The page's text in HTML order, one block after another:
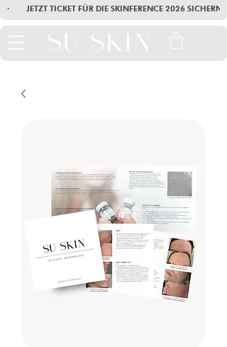
·        JETZT TICKET FÜR DIE SKINFERENCE 2026